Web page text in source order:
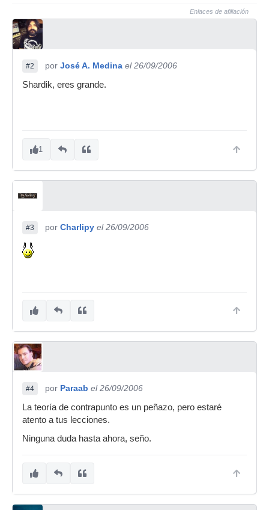
Enlaces de afiliación
#2 por José A. Medina el 26/09/2006
Shardik, eres grande.
1
#3 por Charlipy el 26/09/2006
#4 por Paraab el 26/09/2006
La teoría de contrapunto es un peñazo, pero estaré
atento a tus lecciones.
Ninguna duda hasta ahora, seño.